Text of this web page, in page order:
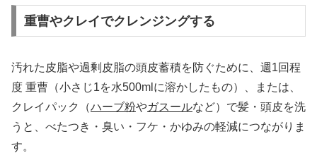
重曹やクレイでクレンジングする
汚れた皮脂や過剰皮脂の頭皮蓄積を防ぐために、週1回程
度 重曹（小さじ1を水500mlに溶かしたもの）、または、
クレイパック（ハーブ粉やガスールなど）で髪・頭皮を洗
うと、べたつき・臭い・フケ・かゆみの軽減につながりま
す。